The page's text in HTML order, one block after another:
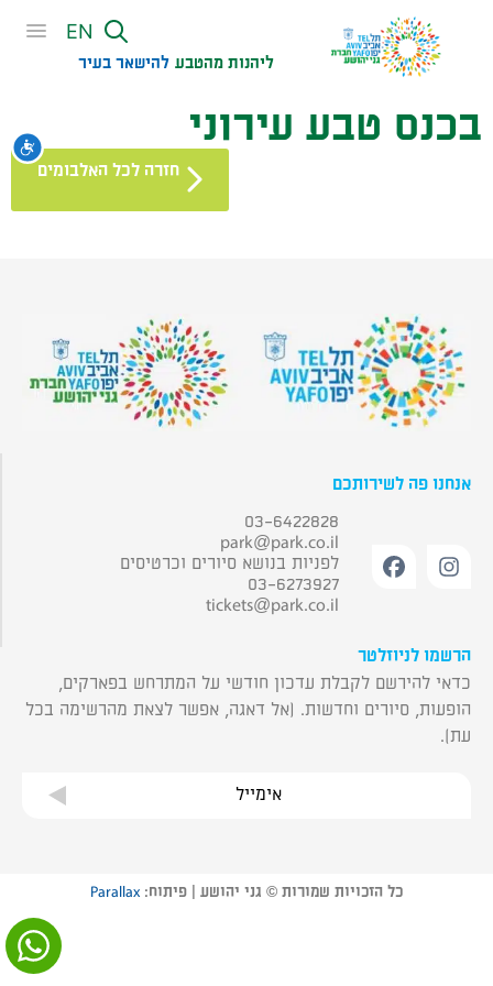
מֻפְעֶלֶת
מַעֲרֶכֶת
EN
ליהנות מהטבע להישאר בעיר​
בכנס טבע עירוני
חזרה לכל האלבומים
אנחנו פה לשירותכם
03-6422828
park@park.co.il
לפניות בנושא סיורים וכרטיסים
03-6273927
tickets@park.co.il
הרשמו לניוזלטר
כדאי להירשם לקבלת עדכון חודשי על המתרחש בפארקים,
הופעות, סיורים וחדשות. (אל דאגה, אפשר לצאת מהרשימה בכל
עת).
אימייל
כל הזכויות שמורות © גני יהושע | פיתוח: Parallax